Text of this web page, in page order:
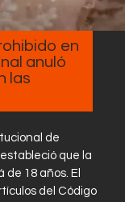
en
anuló
las
de
que la
18 años. El
del Código